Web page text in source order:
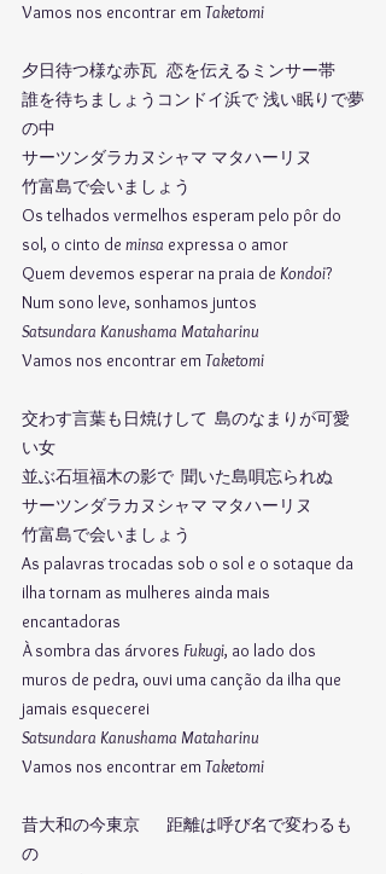
Vamos nos encontrar em Taketomi
夕日待つ様な赤瓦	恋を伝えるミンサー帯
誰を待ちましょうコンドイ浜で	浅い眠りで夢
の中
サーツンダラカヌシャマ マタハーリヌ
竹富島で会いましょう
Os telhados vermelhos esperam pelo pôr do
sol, o cinto de minsa expressa o amor
Quem devemos esperar na praia de Kondoi?
Num sono leve, sonhamos juntos
Satsundara Kanushama Mataharinu
Vamos nos encontrar em Taketomi
交わす言葉も日焼けして	島のなまりが可愛
い女
並ぶ石垣福木の影で  聞いた島唄忘られぬ
サーツンダラカヌシャマ マタハーリヌ
竹富島で会いましょう
As palavras trocadas sob o sol e o sotaque da
ilha tornam as mulheres ainda mais
encantadoras
À sombra das árvores Fukugi, ao lado dos
muros de pedra, ouvi uma canção da ilha que
jamais esquecerei
Satsundara Kanushama Mataharinu
Vamos nos encontrar em Taketomi
昔大和の今東京	距離は呼び名で変わるも
の